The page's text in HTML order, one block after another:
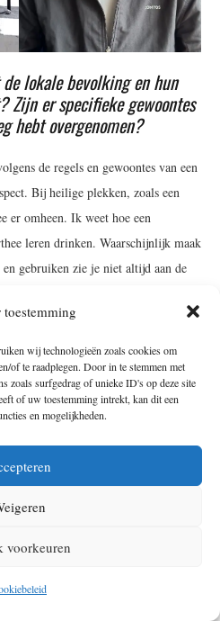
toestemming
wij technologieën zoals cookies om
of te raadplegen. Door in te stemmen met
zoals surfgedrag of unieke ID's op deze site
of uw toestemming intrekt, kan dit een
en mogelijkheden.
voorkeuren
lokale bevolking en hun
Zijn er specifieke gewoontes
hebt overgenomen?
de regels en gewoontes van een
Bij heilige plekken, zoals een
er omheen. Ik weet hoe een
leren drinken. Waarschijnlijk maak
gebruiken zie je niet altijd aan de
gewaardeerd. Ik word regelmatig
of een nomadentent en in
Dat voelt als cadeautjes.